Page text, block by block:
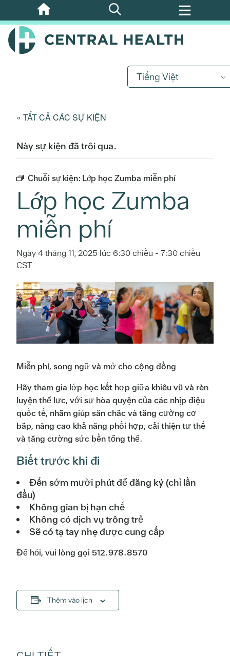
Bỏ
qua
nội
Tiếng Việt
« TẤT CẢ CÁC SỰ KIỆN
Này sự kiện đã trôi qua.
Chuỗi sự kiện: Lớp học Zumba miễn phí
Lớp học Zumba
miễn phí
Ngày 4 tháng 11, 2025 lúc 6:30 chiều - 7:30 chiều
CST
Miễn phí, song ngữ và mở cho cộng đồng
Hãy tham gia lớp học kết hợp giữa khiêu vũ và rèn
luyện thể lực, với sự hòa quyện của các nhịp điệu
quốc tế, nhằm giúp săn chắc và tăng cường cơ
bắp, nâng cao khả năng phối hợp, cải thiện tư thế
và tăng cường sức bền tổng thể.
Biết trước khi đi
Đến sớm mười phút để đăng ký (chỉ lần
đầu)
Không gian bị hạn chế
Không có dịch vụ trông trẻ
Sẽ có tạ tay nhẹ được cung cấp
Để hỏi, vui lòng gọi 512.978.8570
Thêm vào lịch